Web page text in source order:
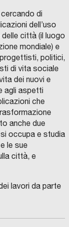
di
dell’uso
città (il luogo
mondiale) e
politici,
di vita sociale
dei nuovi e
agli aspetti
che
anche due
occupa e studia
le sue
città, e
lavori da parte